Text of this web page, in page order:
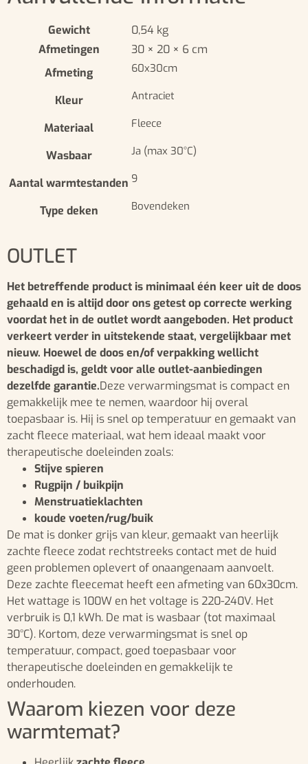
Gewicht
0,54 kg
Afmetingen
30 × 20 × 6 cm
Afmeting
60x30cm
Kleur Antraciet
Materiaal Fleece
Wasbaar Ja (max 30°C)
Aantal warmtestanden 9
Type deken Bovendeken
OUTLET
Het betreffende product is minimaal één keer uit de doos
gehaald en is altijd door ons getest op correcte werking
voordat het in de outlet wordt aangeboden. Het product
verkeert verder in uitstekende staat, vergelijkbaar met
nieuw. Hoewel de doos en/of verpakking wellicht
beschadigd is, geldt voor alle outlet-aanbiedingen
dezelfde garantie.Deze verwarmingsmat is compact en
gemakkelijk mee te nemen, waardoor hij overal
toepasbaar is. Hij is snel op temperatuur en gemaakt van
zacht fleece materiaal, wat hem ideaal maakt voor
therapeutische doeleinden zoals:
Stijve spieren
Rugpijn / buikpijn
Menstruatieklachten
koude voeten/rug/buik
De mat is donker grijs van kleur, gemaakt van heerlijk
zachte fleece zodat rechtstreeks contact met de huid
geen problemen oplevert of onaangenaam aanvoelt.
Deze zachte fleecemat heeft een afmeting van 60x30cm.
Het wattage is 100W en het voltage is 220-240V. Het
verbruik is 0,1 kWh. De mat is wasbaar (tot maximaal
30°C). Kortom, deze verwarmingsmat is snel op
temperatuur, compact, goed toepasbaar voor
therapeutische doeleinden en gemakkelijk te
onderhouden.
Waarom kiezen voor deze
warmtemat?